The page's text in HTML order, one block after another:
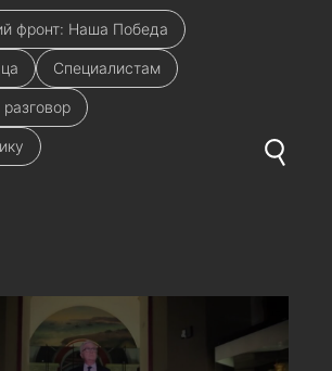
фронт: Наша Победа
Специалистам